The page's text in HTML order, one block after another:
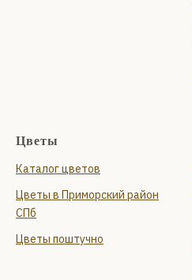
Цветы
Каталог цветов
Цветы в Приморский район
СПб
Цветы поштучно